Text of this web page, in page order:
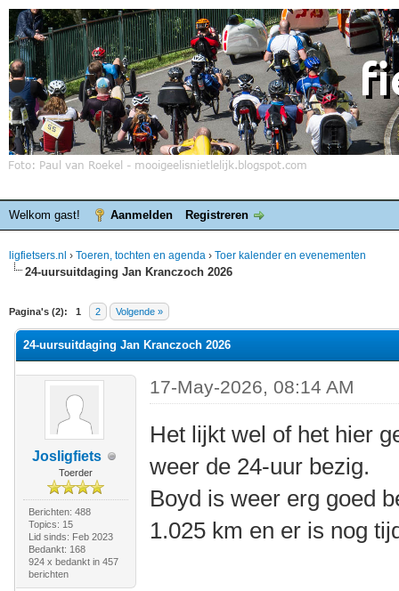
Welkom gast! Aanmelden Registreren
ligfietsers.nl › Toeren, tochten en agenda › Toer kalender en evenementen
24-uursuitdaging Jan Kranczoch 2026
Pagina's (2): 1 2 Volgende »
waardering is 0
24-uursuitdaging Jan Kranczoch 2026
Josligfiets
Toerder
Berichten: 488
Topics: 15
Lid sinds: Feb 2023
Bedankt: 168
924 x bedankt in 457
berichten
17-May-2026, 08:14 AM
Het lijkt wel of het hier
weer de 24-uur bezig.
Boyd is weer erg goed
1.025 km en er is nog